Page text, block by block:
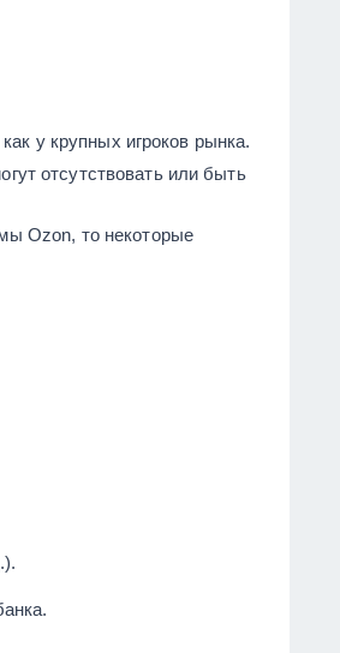
у крупных игроков рынка.
отсутствовать или быть
Ozon, то некоторые